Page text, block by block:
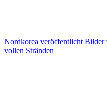
Nordkorea veröffentlicht Bilder
vollen Stränden